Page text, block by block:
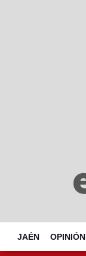
JAÉN OPINIÓN